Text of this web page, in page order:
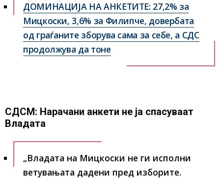
ДОМИНАЦИЈА НА АНКЕТИТЕ: 27,2% за
Мицкоски, 3,6% за Филипче, довербата
од граѓаните зборува сама за себе, а СДС
продолжува да тоне
СДСМ: Нарачани анкети не ја спасуваат
Владата
„Владата на Мицкоски не ги исполни
ветувањата дадени пред изборите.